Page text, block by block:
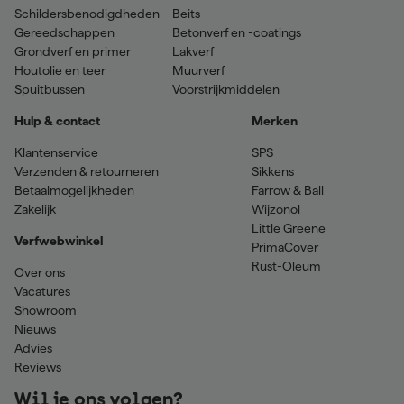
Schildersbenodigdheden
Gereedschappen
Grondverf en primer
Houtolie en teer
Spuitbussen
Beits
Betonverf en -coatings
Lakverf
Muurverf
Voorstrijkmiddelen
Hulp & contact
Klantenservice
Verzenden & retourneren
Betaalmogelijkheden
Zakelijk
Verfwebwinkel
Over ons
Vacatures
Showroom
Nieuws
Advies
Reviews
Merken
SPS
Sikkens
Farrow & Ball
Wijzonol
Little Greene
PrimaCover
Rust-Oleum